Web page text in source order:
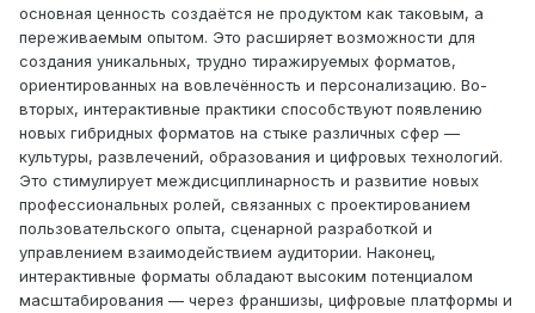
основная ценность создаётся не продуктом как таковым, а
переживаемым опытом. Это расширяет возможности для
создания уникальных, трудно тиражируемых форматов,
ориентированных на вовлечённость и персонализацию. Во-
вторых, интерактивные практики способствуют появлению
новых гибридных форматов на стыке различных сфер —
культуры, развлечений, образования и цифровых технологий.
Это стимулирует междисциплинарность и развитие новых
профессиональных ролей, связанных с проектированием
пользовательского опыта, сценарной разработкой и
управлением взаимодействием аудитории. Наконец,
интерактивные форматы обладают высоким потенциалом
масштабирования — через франшизы, цифровые платформы и